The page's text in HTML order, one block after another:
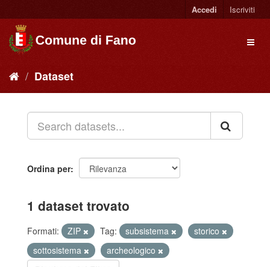
Accedi Iscriviti
Dataset
Ordina per
1 dataset trovato
Formati: ZIP Tag: subsistema
storico
sottosistema
archeologico